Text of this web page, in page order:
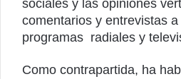
sociales y las opiniones
comentarios y entrevistas
programas radiales y
Como contrapartida, ha